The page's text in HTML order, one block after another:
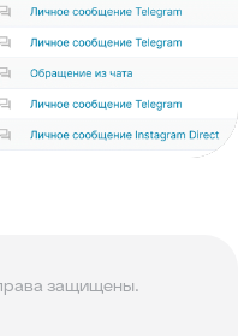
защищены.